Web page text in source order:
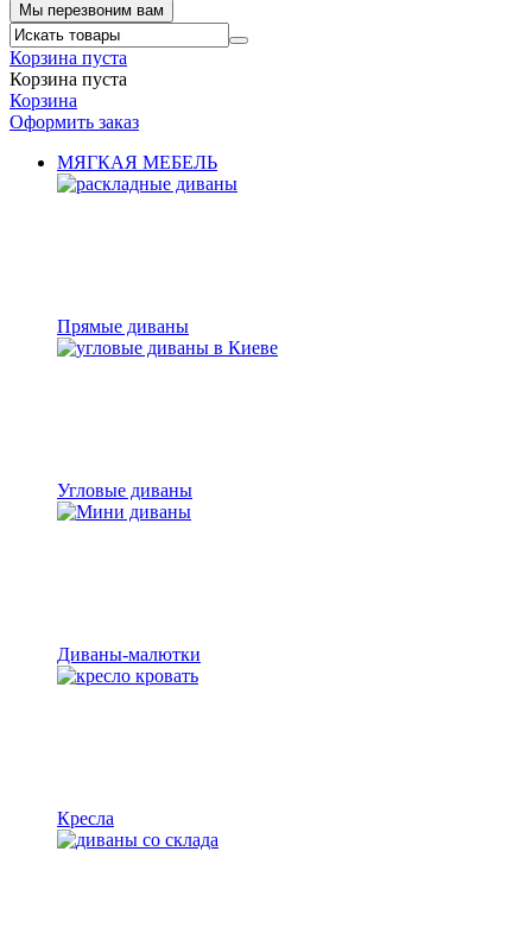
Мы перезвоним вам
Корзина пуста
Корзина пуста
Корзина
Оформить заказ
МЯГКАЯ МЕБЕЛЬ
Прямые диваны
Угловые диваны
Диваны-малютки
Кресла